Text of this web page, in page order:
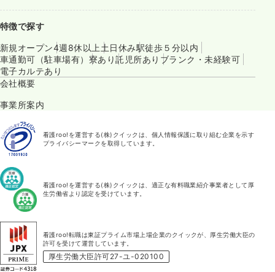
特徴で探す
新規オープン4週8休以上 土日休み駅徒歩５分以内
車通勤可（駐車場有） 寮あり託児所あり ブランク・未経験可
電子カルテあり
会社概要
事業所案内
看護roo!を運営する(株)クイックは、個人情報保護に取り組む企業を示す
プライバシーマークを取得しています。
看護roo!を運営する(株)クイックは、適正な有料職業紹介事業者として厚
生労働省より認定を受けています。
看護roo!転職は東証プライム市場上場企業のクイックが、厚生労働大臣の
許可を受けて運営しています。
厚生労働大臣許可27-ユ-020100